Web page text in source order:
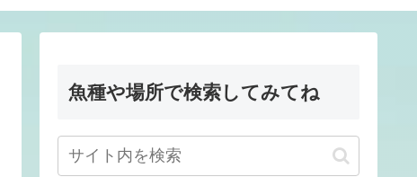
魚種や場所で検索してみてね